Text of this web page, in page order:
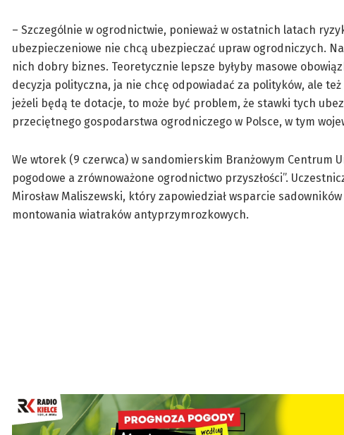
– Szczególnie w ogrodnictwie, ponieważ w ostatnich latach
ubezpieczeniowe nie chcą ubezpieczać upraw ogrodniczych.
nich dobry biznes. Teoretycznie lepsze byłyby masowe
decyzja polityczna, ja nie chcę odpowiadać za polityków, ale
jeżeli będą te dotacje, to może być problem, że stawki tych
przeciętnego gospodarstwa ogrodniczego w Polsce, w tym
We wtorek (9 czerwca) w sandomierskim Branżowym Centrum
pogodowe a zrównoważone ogrodnictwo przyszłości”.
Mirosław Maliszewski, który zapowiedział wsparcie
montowania wiatraków antyprzymrozkowych.